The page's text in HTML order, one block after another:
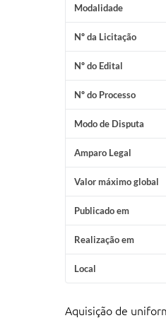
Modalidade
Nº da Licitação
Nº do Edital
Nº do Processo
Modo de Disputa
Amparo Legal
Valor máximo global
Publicado em
Realização em
Local
Aquisição de